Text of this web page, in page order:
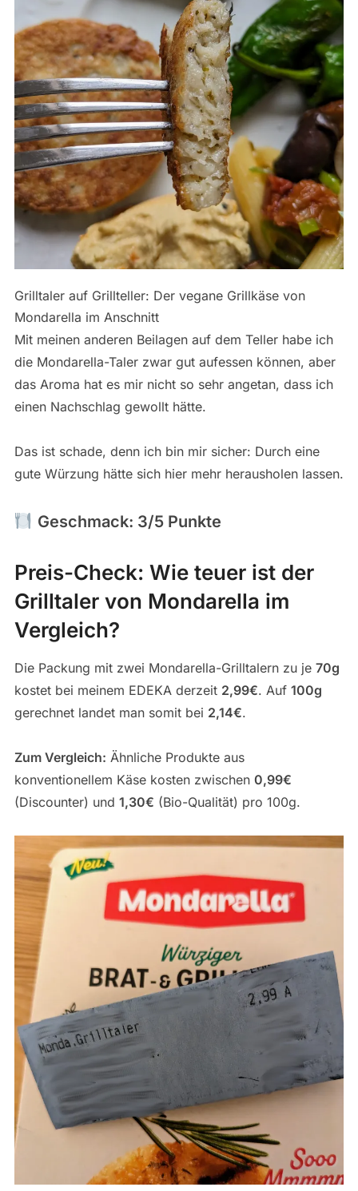
Grilltaler auf Grillteller: Der vegane Grillkäse von
Mondarella im Anschnitt
Mit meinen anderen Beilagen auf dem Teller habe ich
die Mondarella-Taler zwar gut aufessen können, aber
das Aroma hat es mir nicht so sehr angetan, dass ich
einen Nachschlag gewollt hätte.
Das ist schade, denn ich bin mir sicher: Durch eine
gute Würzung hätte sich hier mehr herausholen lassen.
Geschmack: 3/5 Punkte
Preis-Check: Wie teuer ist der
Grilltaler von Mondarella im
Vergleich?
Die Packung mit zwei Mondarella-Grilltalern zu je 70g
kostet bei meinem EDEKA derzeit 2,99€. Auf 100g
gerechnet landet man somit bei 2,14€.
Zum Vergleich: Ähnliche Produkte aus
konventionellem Käse kosten zwischen 0,99€
(Discounter) und 1,30€ (Bio-Qualität) pro 100g.